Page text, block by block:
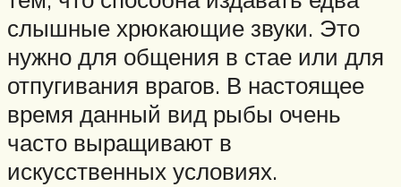
слышные хрюкающие звуки. Это
нужно для общения в стае или для
отпугивания врагов. В настоящее
время данный вид рыбы очень
часто выращивают в
искусственных условиях.